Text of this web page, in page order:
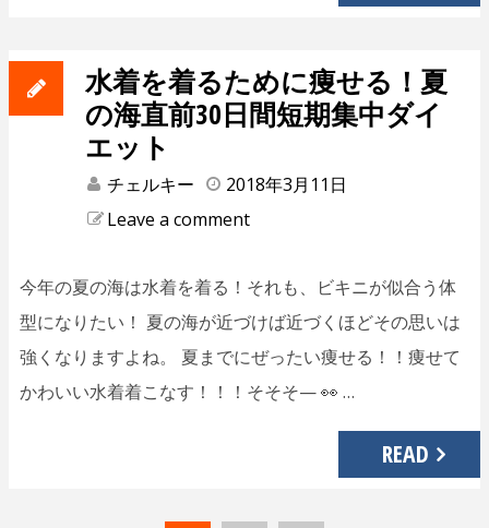
水着を着るために痩せる！夏
の海直前30日間短期集中ダイ
エット
チェルキー
2018年3月11日
Leave a comment
今年の夏の海は水着を着る！それも、ビキニが似合う体
型になりたい！ 夏の海が近づけば近づくほどその思いは
強くなりますよね。 夏までにぜったい痩せる！！痩せて
かわいい水着着こなす！！！そそそ— 👀 …
READ